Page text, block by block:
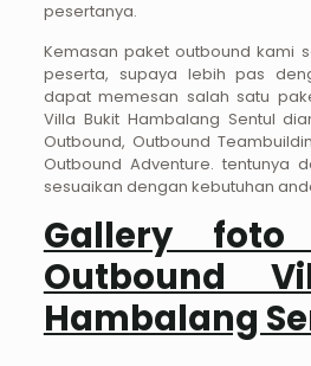
pesertanya.
Kemasan paket outbound kami
peserta, supaya lebih pas
dapat memesan salah satu
Villa Bukit Hambalang Sentul
Outbound, Outbound
Outbound Adventure. tentunya
sesuaikan dengan kebutuhan
Gallery foto
Outbound
Hambalang